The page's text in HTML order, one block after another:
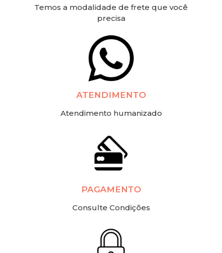
Temos a modalidade de frete que você
precisa
ATENDIMENTO
Atendimento humanizado
PAGAMENTO
Consulte Condições